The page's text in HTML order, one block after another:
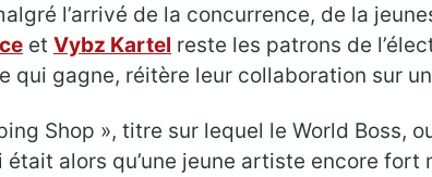
l’arrivé de la concurrence, de la
et Vybz Kartel reste les patrons de
qui gagne, réitère leur collaboration sur
Shop », titre sur lequel le World Boss,
était alors qu’une jeune artiste encore